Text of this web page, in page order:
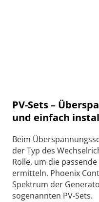
PV-Sets –
und einfach
Beim
der Typ des
Rolle, um die
ermitteln. Phoenix
Spektrum der
sogenannten PV-Sets.